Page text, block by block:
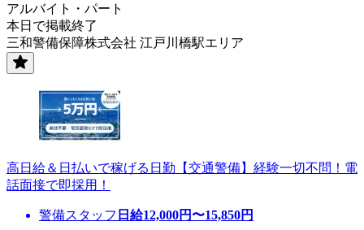
アルバイト・パート
本日で掲載終了
三和警備保障株式会社 江戸川橋駅エリア
高日給＆日払いで稼げる日勤【交通警備】経験一切不問！電
話面接で即採用！
警備スタッフ 日給12,000円〜15,850円